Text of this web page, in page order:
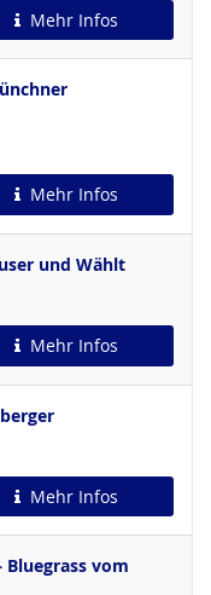
Mehr Infos
Mehr Infos
und Wählt
Mehr Infos
Mehr Infos
Bluegrass vom